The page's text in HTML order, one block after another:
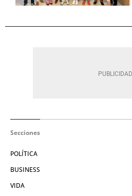
Secciones
POLÍTICA
BUSINESS
VIDA